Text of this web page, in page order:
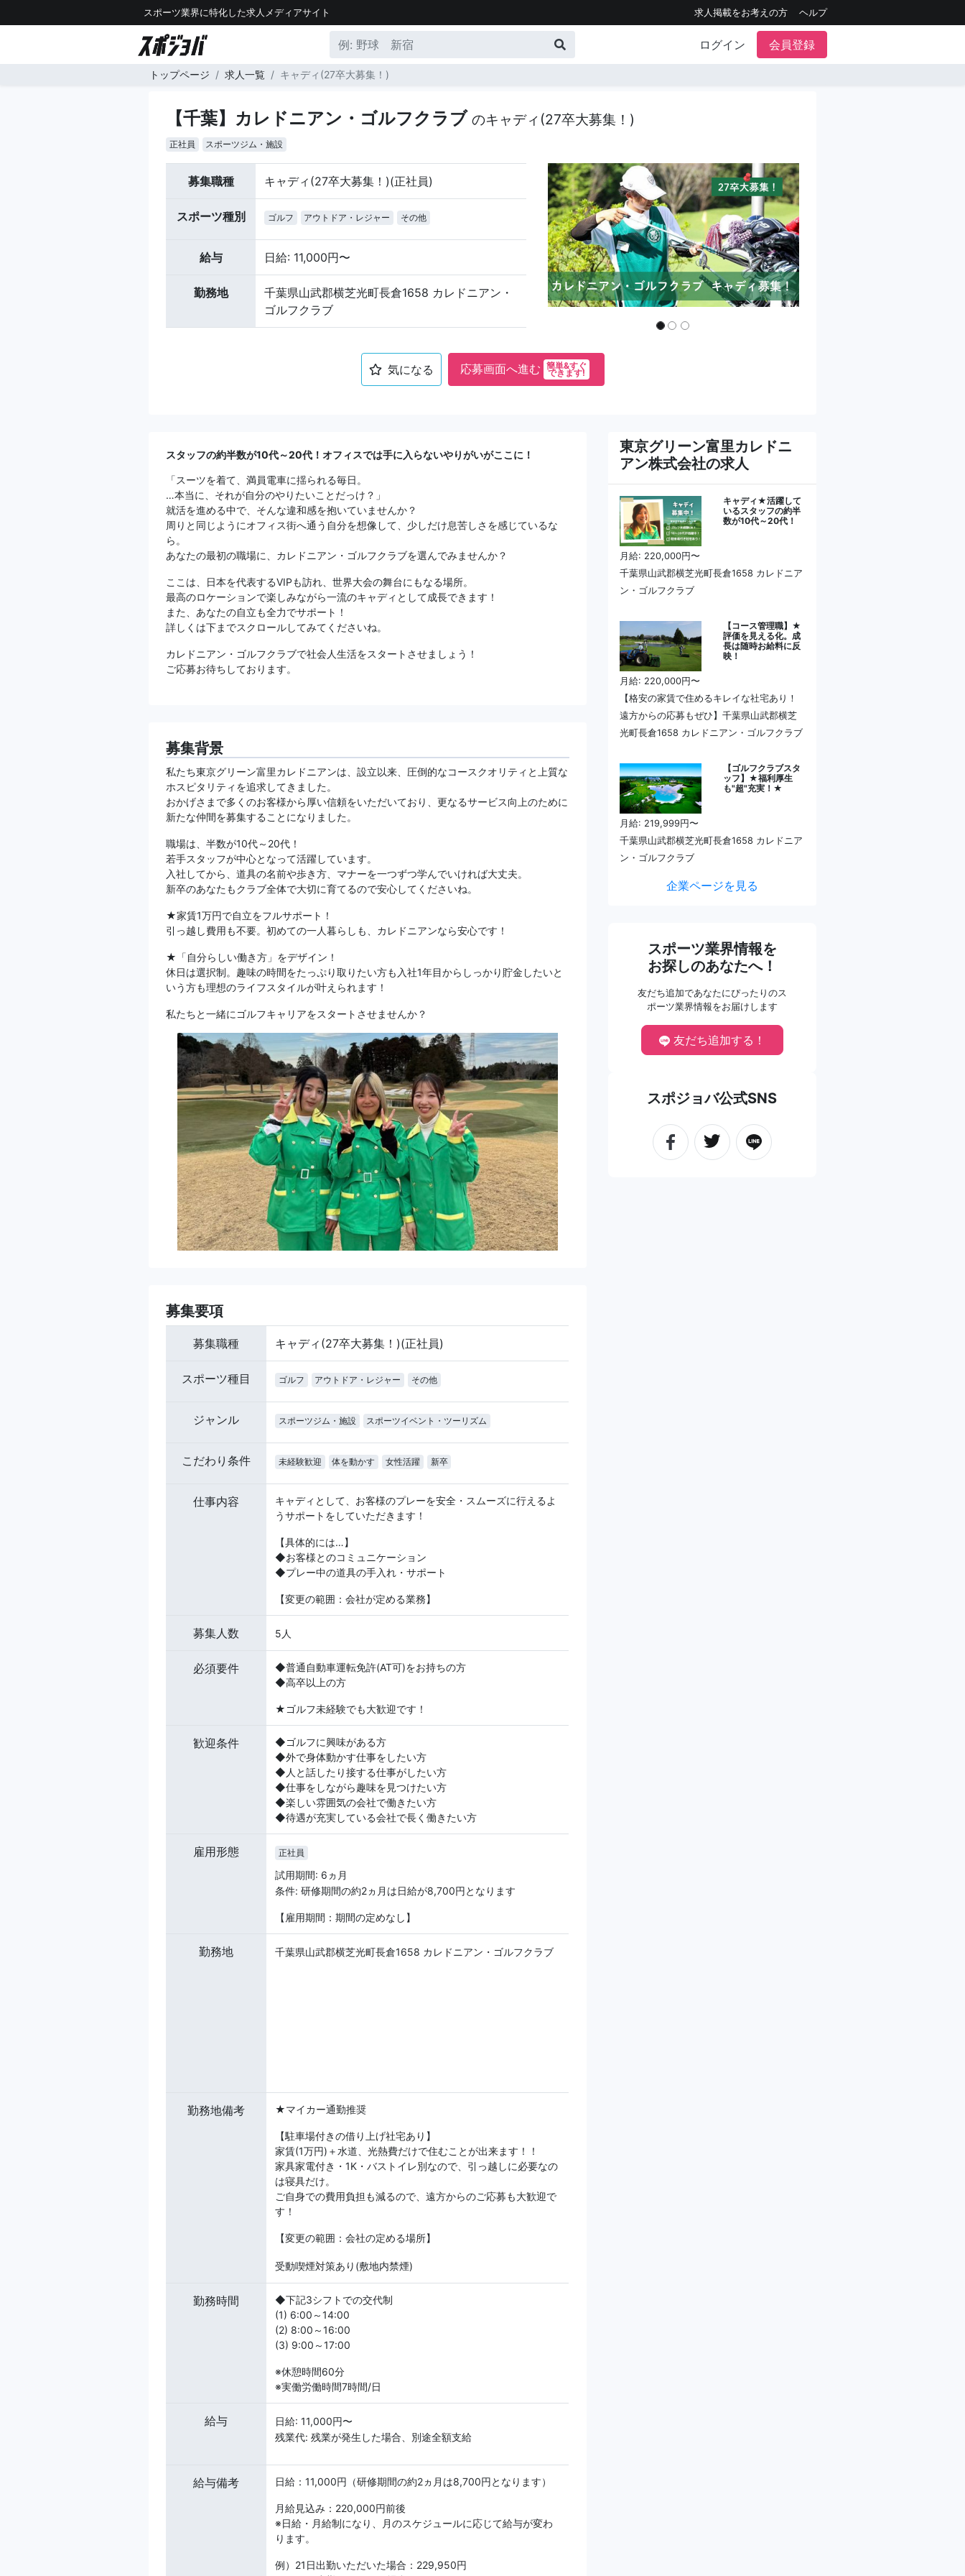
スポーツ業界に特化した求人メディアサイト 求人掲載をお考えの方 ヘルプ
ログイン 会員登録
トップページ 求人一覧 キャディ(27卒大募集！)
【千葉】カレドニアン・ゴルフクラブ のキャディ(27卒大募集！)
正社員 スポーツジム・施設
募集職種 キャディ(27卒大募集！)(正社員)
スポーツ種別 ゴルフ アウトドア・レジャー その他
給与 日給: 11,000円〜
勤務地
千葉県山武郡横芝光町長倉1658 カレドニアン・
ゴルフクラブ
気になる 応募画面へ進む 簡単&すぐ
できます!
スタッフの約半数が10代～20代！オフィスでは手に入らないやりがいがここに！
「スーツを着て、満員電車に揺られる毎日。
…本当に、それが自分のやりたいことだっけ？」
就活を進める中で、そんな違和感を抱いていませんか？
周りと同じようにオフィス街へ通う自分を想像して、少しだけ息苦しさを感じているな
ら。
あなたの最初の職場に、カレドニアン・ゴルフクラブを選んでみませんか？
ここは、日本を代表するVIPも訪れ、世界大会の舞台にもなる場所。
最高のロケーションで楽しみながら一流のキャディとして成長できます！
また、あなたの自立も全力でサポート！
詳しくは下までスクロールしてみてくださいね。
カレドニアン・ゴルフクラブで社会人生活をスタートさせましょう！
ご応募お待ちしております。
募集背景
私たち東京グリーン富里カレドニアンは、設立以来、圧倒的なコースクオリティと上質な
ホスピタリティを追求してきました。
おかげさまで多くのお客様から厚い信頼をいただいており、更なるサービス向上のために
新たな仲間を募集することになりました。
職場は、半数が10代～20代！
若手スタッフが中心となって活躍しています。
入社してから、道具の名前や歩き方、マナーを一つずつ学んでいければ大丈夫。
新卒のあなたもクラブ全体で大切に育てるので安心してくださいね。
★家賃1万円で自立をフルサポート！
引っ越し費用も不要。初めての一人暮らしも、カレドニアンなら安心です！
★「自分らしい働き方」をデザイン！
休日は選択制。趣味の時間をたっぷり取りたい方も入社1年目からしっかり貯金したいと
いう方も理想のライフスタイルが叶えられます！
私たちと一緒にゴルフキャリアをスタートさせませんか？
募集要項
募集職種 キャディ(27卒大募集！)(正社員)
スポーツ種目 ゴルフ アウトドア・レジャー その他
ジャンル スポーツジム・施設 スポーツイベント・ツーリズム
こだわり条件 未経験歓迎 体を動かす 女性活躍 新卒
仕事内容
キャディとして、お客様のプレーを安全・スムーズに行えるよ
うサポートをしていただきます！
【具体的には…】
◆お客様とのコミュニケーション
◆プレー中の道具の手入れ・サポート
【変更の範囲：会社が定める業務】
募集人数 5人
必須要件
◆普通自動車運転免許(AT可)をお持ちの方
◆高卒以上の方
★ゴルフ未経験でも大歓迎です！
歓迎条件
◆ゴルフに興味がある方
◆外で身体動かす仕事をしたい方
◆人と話したり接する仕事がしたい方
◆仕事をしながら趣味を見つけたい方
◆楽しい雰囲気の会社で働きたい方
◆待遇が充実している会社で長く働きたい方
雇用形態 正社員
試用期間: 6ヵ月
条件: 研修期間の約2ヵ月は日給が8,700円となります
【雇用期間：期間の定めなし】
勤務地 千葉県山武郡横芝光町長倉1658 カレドニアン・ゴルフクラブ
勤務地備考 ★マイカー通勤推奨
【駐車場付きの借り上げ社宅あり】
家賃(1万円)＋水道、光熱費だけで住むことが出来ます！！
家具家電付き・1K・バストイレ別なので、引っ越しに必要なの
は寝具だけ。
ご自身での費用負担も減るので、遠方からのご応募も大歓迎で
す！
【変更の範囲：会社の定める場所】
受動喫煙対策あり(敷地内禁煙)
勤務時間
◆下記3シフトでの交代制
(1) 6:00～14:00
(2) 8:00～16:00
(3) 9:00～17:00
※休憩時間60分
※実働労働時間7時間/日
給与
日給: 11,000円〜
残業代: 残業が発生した場合、別途全額支給
給与備考 日給：11,000円（研修期間の約2ヵ月は8,700円となります）
月給見込み：220,000円前後
※日給・月給制になり、月のスケジュールに応じて給与が変わ
ります。
例）21日出勤いただいた場合：229,950円
東京グリーン富里カレドニ
アン株式会社の求人
キャディ★活躍して
いるスタッフの約半
数が10代～20代！
月給: 220,000円〜
千葉県山武郡横芝光町長倉1658 カレドニア
ン・ゴルフクラブ
【コース管理職】★
評価を見える化。成
長は随時お給料に反
映！
月給: 220,000円〜
【格安の家賃で住めるキレイな社宅あり！
遠方からの応募もぜひ】千葉県山武郡横芝
光町長倉1658 カレドニアン・ゴルフクラブ
【ゴルフクラブスタ
ッフ】★福利厚生
も"超"充実！★
月給: 219,999円〜
千葉県山武郡横芝光町長倉1658 カレドニア
ン・ゴルフクラブ
企業ページを見る
スポーツ業界情報を
お探しのあなたへ！
友だち追加であなたにぴったりのス
ポーツ業界情報をお届けします
友だち追加する！
スポジョバ公式SNS